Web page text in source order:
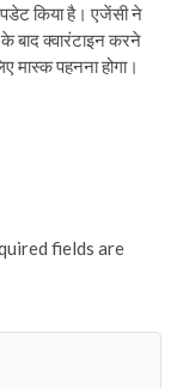
किया है। एजेंसी ने
बाद क्वारंटाइन करने
मास्क पहनना होगा।
fields are